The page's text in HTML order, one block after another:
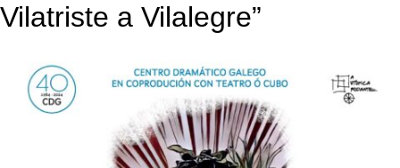
Vilatriste a Vilalegre”